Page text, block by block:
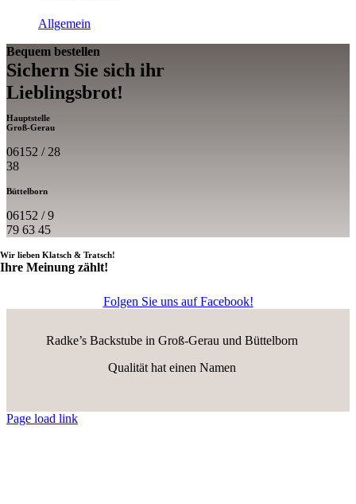
Allgemein
Bequem bestellen
Sichern Sie sich ihr
Lieblings­brot!
Hauptstelle
Groß-Gerau
06152 / 28
38
Büttelborn
06152 / 9
79 63 45
Wir lieben Klatsch & Tratsch!
Ihre Meinung zählt!
Folgen Sie uns auf Facebook!
Radke’s Backstube in Groß-Gerau und Büttelborn
Qualität hat einen Namen
Page load link